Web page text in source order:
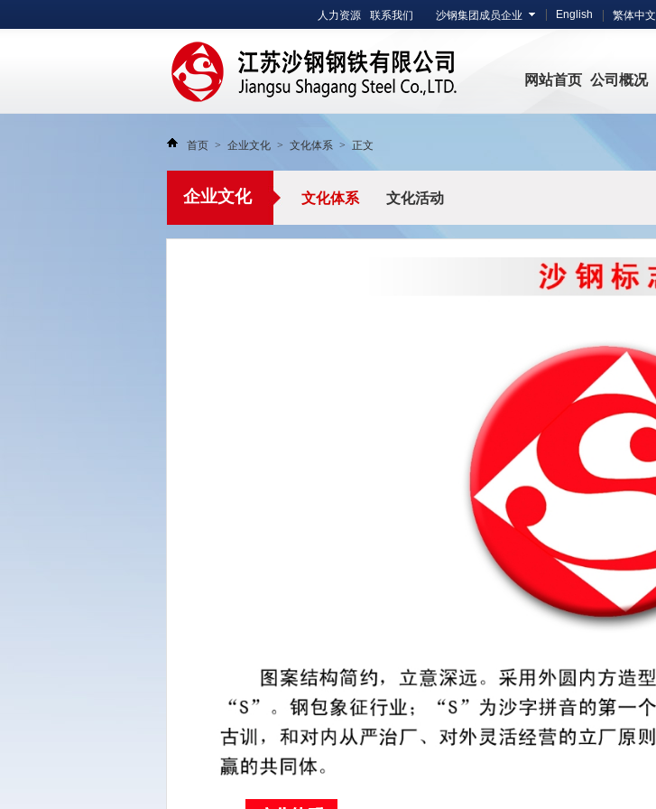
人力资源 联系我们 沙钢集团成员企业 English 繁体中文
网站首页 公司概况
首页 > 企业文化 > 文化体系 > 正文
企业文化 文化体系 文化活动